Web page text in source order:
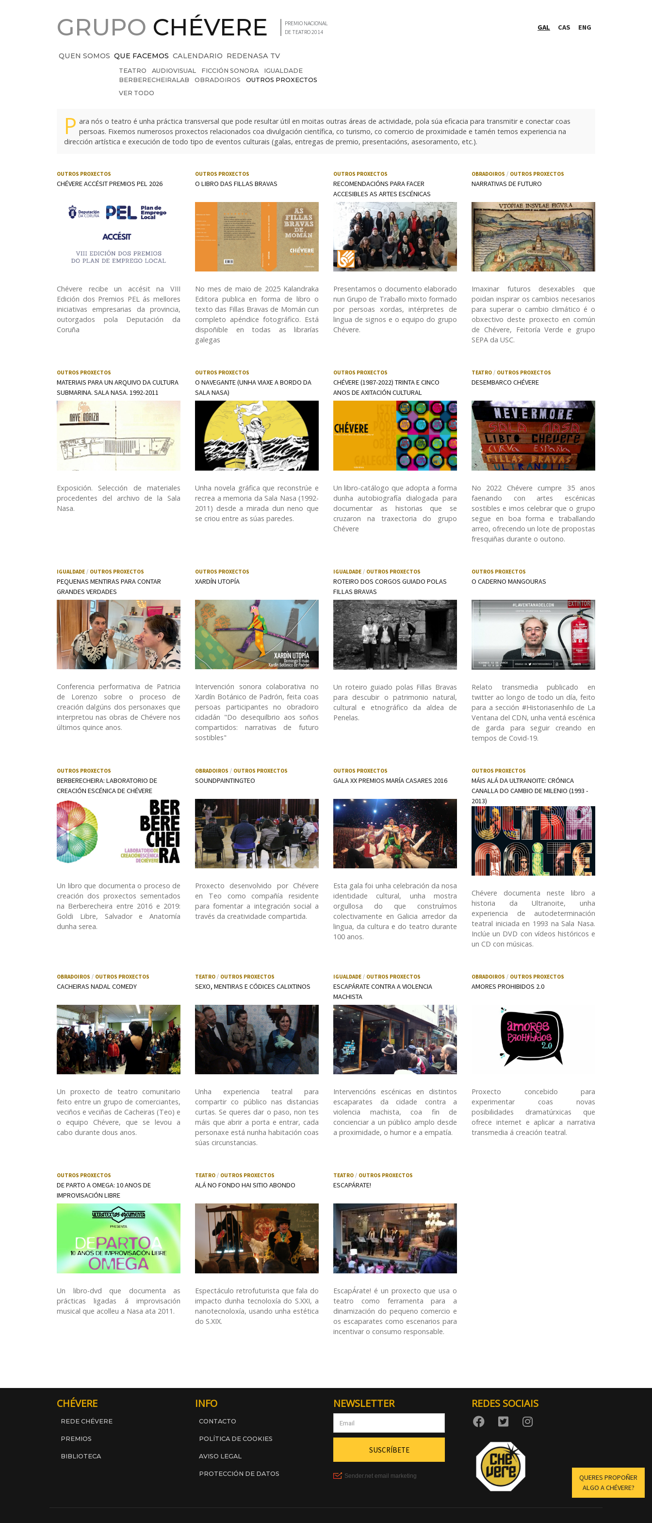
GRUPO CHÉVERE
PREMIO NACIONAL
DE TEATRO 2014
GAL CAS ENG
QUEN SOMOS QUE FACEMOS
TEATRO AUDIOVISUAL FICCIÓN SONORA
IGUALDADE
BERBERECHEIRALAB
OBRADOIROS
OUTROS PROXECTOS
VER TODO
CALENDARIO REDENASA TV
ProjectsP ara nós o teatro é unha práctica transversal que pode resultar útil en moitas outras áreas de actividade, pola súa eficacia para transmitir e conectar coas
persoas. Fixemos numerosos proxectos relacionados coa divulgación científica, co turismo, co comercio de proximidade e tamén temos experiencia na
dirección artística e execución de todo tipo de eventos culturais (galas, entregas de premio, presentacións, asesoramento, etc.).
OUTROS PROXECTOS
CHÉVERE ACCÉSIT PREMIOS PEL 2026
Chévere recibe un accésit na VIII
Edición dos Premios PEL ás mellores
iniciativas empresarias da provincia,
outorgados pola Deputación da
Coruña
OUTROS PROXECTOS
O LIBRO DAS FILLAS BRAVAS
No mes de maio de 2025 Kalandraka
Editora publica en forma de libro o
texto das Fillas Bravas de Momán cun
completo apéndice fotográfico. Está
dispoñible en todas as librarías
galegas
OUTROS PROXECTOS
RECOMENDACIÓNS PARA FACER
ACCESIBLES AS ARTES ESCÉNICAS
LSE (Lingua de signos española)
Presentamos o documento elaborado
nun Grupo de Traballo mixto formado
por persoas xordas, intérpretes de
lingua de signos e o equipo do grupo
Chévere.
OBRADOIROS OUTROS PROXECTOS
NARRATIVAS DE FUTURO
Imaxinar futuros desexables que
poidan inspirar os cambios necesarios
para superar o cambio climático é o
obxectivo deste proxecto en común
de Chévere, Feitoría Verde e grupo
SEPA da USC.
OUTROS PROXECTOS
MATERIAIS PARA UN ARQUIVO DA CULTURA
SUBMARINA. SALA NASA. 1992-2011
Exposición. Selección de materiales
procedentes del archivo de la Sala
Nasa.
OUTROS PROXECTOS
O NAVEGANTE (UNHA VIAXE A BORDO DA
SALA NASA)
Unha novela gráfica que reconstrúe e
recrea a memoria da Sala Nasa (1992-
2011) desde a mirada dun neno que
se criou entre as súas paredes.
OUTROS PROXECTOS
CHÉVERE (1987-2022) TRINTA E CINCO
ANOS DE AXITACIÓN CULTURAL
Un libro-catálogo que adopta a forma
dunha autobiografía dialogada para
documentar as historias que se
cruzaron na traxectoria do grupo
Chévere
TEATRO OUTROS PROXECTOS
DESEMBARCO CHÉVERE
No 2022 Chévere cumpre 35 anos
faenando con artes escénicas
sostibles e imos celebrar que o grupo
segue en boa forma e traballando
arreo, ofrecendo un lote de propostas
fresquiñas durante o outono.
IGUALDADE OUTROS PROXECTOS
PEQUENAS MENTIRAS PARA CONTAR
GRANDES VERDADES
Conferencia performativa de Patricia
de Lorenzo sobre o proceso de
creación dalgúns dos personaxes que
interpretou nas obras de Chévere nos
últimos quince anos.
OUTROS PROXECTOS
XARDÍN UTOPÍA
Intervención sonora colaborativa no
Xardín Botánico de Padrón, feita coas
persoas participantes no obradoiro
cidadán "Do desequilbrio aos soños
compartidos: narrativas de futuro
sostibles"
IGUALDADE OUTROS PROXECTOS
ROTEIRO DOS CORGOS GUIADO POLAS
FILLAS BRAVAS
Un roteiro guiado polas Fillas Bravas
para descubir o patrimonio natural,
cultural e etnográfico da aldea de
Penelas.
OUTROS PROXECTOS
O CADERNO MANGOURAS
Relato transmedia publicado en
twitter ao longo de todo un día, feito
para a sección #Historiasenhilo de La
Ventana del CDN, unha ventá escénica
de garda para seguir creando en
tempos de Covid-19.
OUTROS PROXECTOS
BERBERECHEIRA: LABORATORIO DE
CREACIÓN ESCÉNICA DE CHÉVERE
Un libro que documenta o proceso de
creación dos proxectos sementados
na Berberecheira entre 2016 e 2019:
Goldi Libre, Salvador e Anatomía
dunha serea.
OBRADOIROS OUTROS PROXECTOS
SOUNDPAINTINGTEO
Proxecto desenvolvido por Chévere
en Teo como compañía residente
para fomentar a integración social a
través da creatividade compartida.
OUTROS PROXECTOS
GALA XX PREMIOS MARÍA CASARES 2016
Esta gala foi unha celebración da nosa
identidade cultural, unha mostra
orgullosa do que construímos
colectivamente en Galicia arredor da
lingua, da cultura e do teatro durante
100 anos.
OUTROS PROXECTOS
MÁIS ALÁ DA ULTRANOITE: CRÓNICA
CANALLA DO CAMBIO DE MILENIO (1993 -
2013)
Chévere documenta neste libro a
historia da Ultranoite, unha
experiencia de autodeterminación
teatral iniciada en 1993 na Sala Nasa.
Inclúe un DVD con vídeos históricos e
un CD con músicas.
OBRADOIROS OUTROS PROXECTOS
CACHEIRAS NADAL COMEDY
Un proxecto de teatro comunitario
feito entre un grupo de comerciantes,
veciños e veciñas de Cacheiras (Teo) e
o equipo Chévere, que se levou a
cabo durante dous anos.
TEATRO OUTROS PROXECTOS
SEXO, MENTIRAS E CÓDICES CALIXTINOS
Unha experiencia teatral para
compartir co público nas distancias
curtas. Se queres dar o paso, non tes
máis que abrir a porta e entrar, cada
personaxe está nunha habitación coas
súas circunstancias.
IGUALDADE OUTROS PROXECTOS
ESCAPÁRATE CONTRA A VIOLENCIA
MACHISTA
Intervencións escénicas en distintos
escaparates da cidade contra a
violencia machista, coa fin de
concienciar a un público amplo desde
a proximidade, o humor e a empatía.
OBRADOIROS OUTROS PROXECTOS
AMORES PROHIBIDOS 2.0
Proxecto concebido para
experimentar coas novas
posibilidades dramatúrxicas que
ofrece internet e aplicar a narrativa
transmedia á creación teatral.
OUTROS PROXECTOS
DE PARTO A OMEGA: 10 ANOS DE
IMPROVISACIÓN LIBRE
Un libro-dvd que documenta as
prácticas ligadas á improvisación
musical que acolleu a Nasa ata 2011.
TEATRO OUTROS PROXECTOS
ALÁ NO FONDO HAI SITIO ABONDO
Espectáculo retrofuturista que fala do
impacto dunha tecnoloxía do S.XXI, a
nanotecnoloxía, usando unha estética
do S.XIX.
TEATRO OUTROS PROXECTOS
ESCAPÁRATE!
EscapÁrate! é un proxecto que usa o
teatro como ferramenta para a
dinamización do pequeno comercio e
os escaparates como escenarios para
incentivar o consumo responsable.
QUERES PROPOÑER
ALGO A CHÉVERE?
CHÉVERE
REDE CHÉVERE
PREMIOS
BIBLIOTECA
INFO
CONTACTO
POLÍTICA DE COOKIES
AVISO LEGAL
PROTECCIÓN DE DATOS
NEWSLETTER REDES SOCIAIS